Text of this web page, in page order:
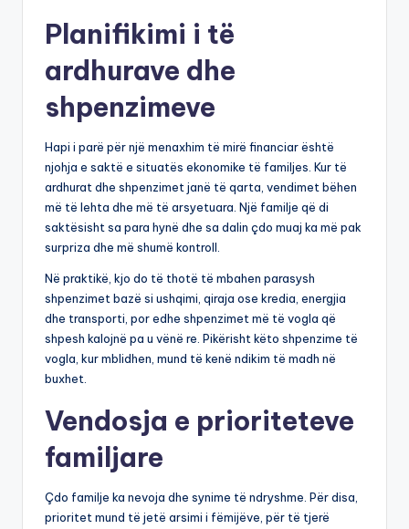
Planifikimi i të
ardhurave dhe
shpenzimeve
Hapi i parë për një menaxhim të mirë financiar është
njohja e saktë e situatës ekonomike të familjes. Kur të
ardhurat dhe shpenzimet janë të qarta, vendimet bëhen
më të lehta dhe më të arsyetuara. Një familje që di
saktësisht sa para hynë dhe sa dalin çdo muaj ka më pak
surpriza dhe më shumë kontroll.
Në praktikë, kjo do të thotë të mbahen parasysh
shpenzimet bazë si ushqimi, qiraja ose kredia, energjia
dhe transporti, por edhe shpenzimet më të vogla që
shpesh kalojnë pa u vënë re. Pikërisht këto shpenzime të
vogla, kur mblidhen, mund të kenë ndikim të madh në
buxhet.
Vendosja e prioriteteve
familjare
Çdo familje ka nevoja dhe synime të ndryshme. Për disa,
prioritet mund të jetë arsimi i fëmijëve, për të tjerë